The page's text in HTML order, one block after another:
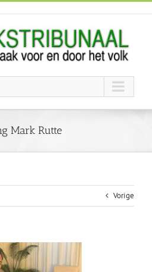
Mark Rutte
Vorige